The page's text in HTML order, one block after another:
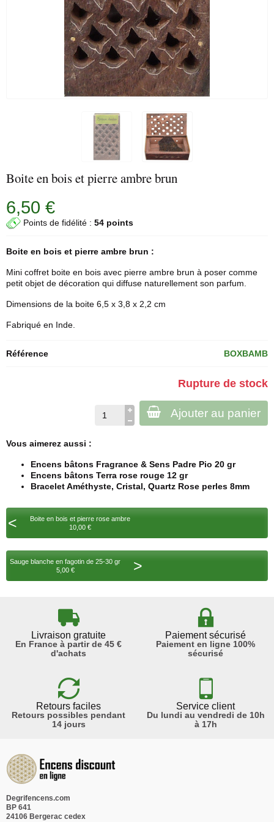
Boite en bois et pierre ambre brun
6,50 €
Points de fidélité : 54 points
Boite en bois et pierre ambre brun :
Mini coffret boite en bois avec pierre ambre brun à poser comme
petit objet de décoration qui diffuse naturellement son parfum.
Dimensions de la boite 6,5 x 3,8 x 2,2 cm
Fabriqué en Inde.
Référence BOXBAMB
Rupture de stock
Ajouter au panier
Vous aimerez aussi :
Encens bâtons Fragrance & Sens Padre Pio 20 gr
Encens bâtons Terra rose rouge 12 gr
Bracelet Améthyste, Cristal, Quartz Rose perles 8mm
<
Boite en bois et pierre rose ambre
10,00 €
Sauge blanche en fagotin de 25-30 gr
5,00 €
>
Livraison gratuite
En France à partir de 45 €
d'achats
Paiement sécurisé
Paiement en ligne 100%
sécurisé
Retours faciles
Retours possibles pendant
14 jours
Service client
Du lundi au vendredi de 10h
à 17h
Degrifencens.com
BP 641
24106 Bergerac cedex